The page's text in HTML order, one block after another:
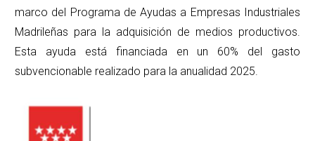
marco del Programa de Ayudas a Empresas Industriales
Madrileñas para la adquisición de medios productivos.
Esta ayuda está financiada en un 60% del gasto
subvencionable realizado para la anualidad 2025.